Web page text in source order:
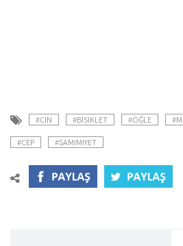
#CIN #BISIKLET #ÖĞLE
#CEP #SAMIMIYET